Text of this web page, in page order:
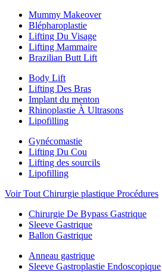
Mummy Makeover
Blépharoplastie
Lifting Du Visage
Lifting Mammaire
Brazilian Butt Lift
Body Lift
Lifting Des Bras
Implant du menton
Rhinoplastie À Ultrasons
Lipofilling
Gynécomastie
Lifting Du Cou
Lifting des sourcils
Lipofilling
Voir Tout Chirurgie plastique Procédures
Chirurgie De Bypass Gastrique
Sleeve Gastrique
Ballon Gastrique
Anneau gastrique
Sleeve Gastroplastie Endoscopique